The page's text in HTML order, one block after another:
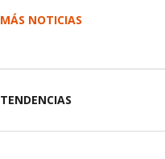
MÁS NOTICIAS
TENDENCIAS